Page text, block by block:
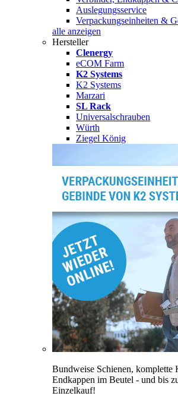
Auslegungsservice
Verpackungseinheiten &
alle anzeigen
Hersteller
Clenergy
eCOM Farm
K2 Systems
K2 Systems
Marzari
SL Rack
Universalschrauben
Würth
Ziegel König
Bundweise Schienen, komplette
Endkappen im Beutel - und bis
Einzelkauf!